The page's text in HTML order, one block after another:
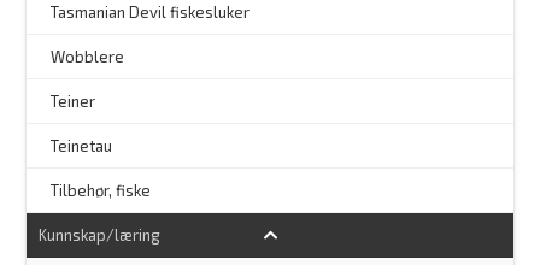
Tasmanian Devil fiskesluker
Wobblere
Teiner
Teinetau
Tilbehør, fiske
Kunnskap/læring